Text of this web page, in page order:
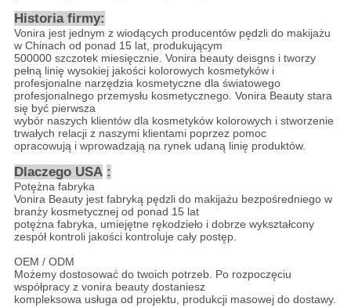
Historia firmy:
Vonira jest jednym z wiodących producentów pędzli do makijażu
w Chinach od ponad 15 lat, produkującym
500000 szczotek miesięcznie. Vonira beauty deisgns i tworzy
pełną linię wysokiej jakości kolorowych kosmetyków i
profesjonalne narzędzia kosmetyczne dla światowego
profesjonalnego przemysłu kosmetycznego. Vonira Beauty stara
się być pierwsza
wybór naszych klientów dla kosmetyków kolorowych i stworzenie
trwałych relacji z naszymi klientami poprzez pomoc
opracowują i wprowadzają na rynek udaną linię produktów.
Dlaczego USA :
Potężna fabryka
Vonira Beauty jest fabryką pędzli do makijażu bezpośredniego w
branży kosmetycznej od ponad 15 lat
potężna fabryka, umiejętne rękodzieło i dobrze wykształcony
zespół kontroli jakości kontroluje cały postęp.
OEM / ODM
Możemy dostosować do twoich potrzeb. Po rozpoczęciu
współpracy z vonira beauty dostaniesz
kompleksowa usługa od projektu, produkcji masowej do dostawy.